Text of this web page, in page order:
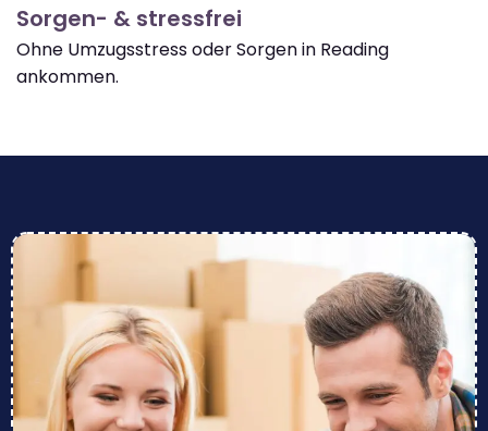
Sorgen- & stressfrei
Ohne Umzugsstress oder Sorgen in Reading
ankommen.